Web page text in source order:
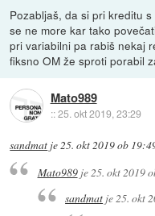
Pozabljaš, da si pri kreditu
se ne more kar tako
pri variabilni pa rabiš nekaj
fiksno OM že sproti porabil
Mato989
::25. okt 2019, 23:29
sandmat je25. okt 2019 ob
Mato989je 25. okt 2019
sandmat je25. okt